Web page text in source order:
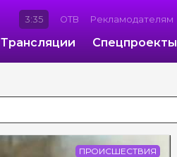
3:35 ОТВ Рекламодателям
Трансляции Спецпроекты
ПРОИСШЕСТВИЯ